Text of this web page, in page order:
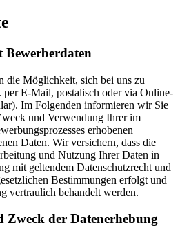
Bewerberdaten
die Möglichkeit, sich bei uns zu
per E-Mail, postalisch oder via Online-
Im Folgenden informieren wir Sie
und Verwendung Ihrer im
erhobenen
Daten. Wir versichern, dass die
und Nutzung Ihrer Daten in
mit geltendem Datenschutzrecht und
Bestimmungen erfolgt und
vertraulich behandelt werden.
Zweck der Datenerhebung